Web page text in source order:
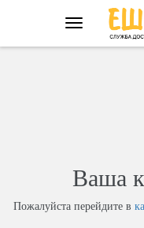
Оформление
Ваша
Пожалуйста перейдите в